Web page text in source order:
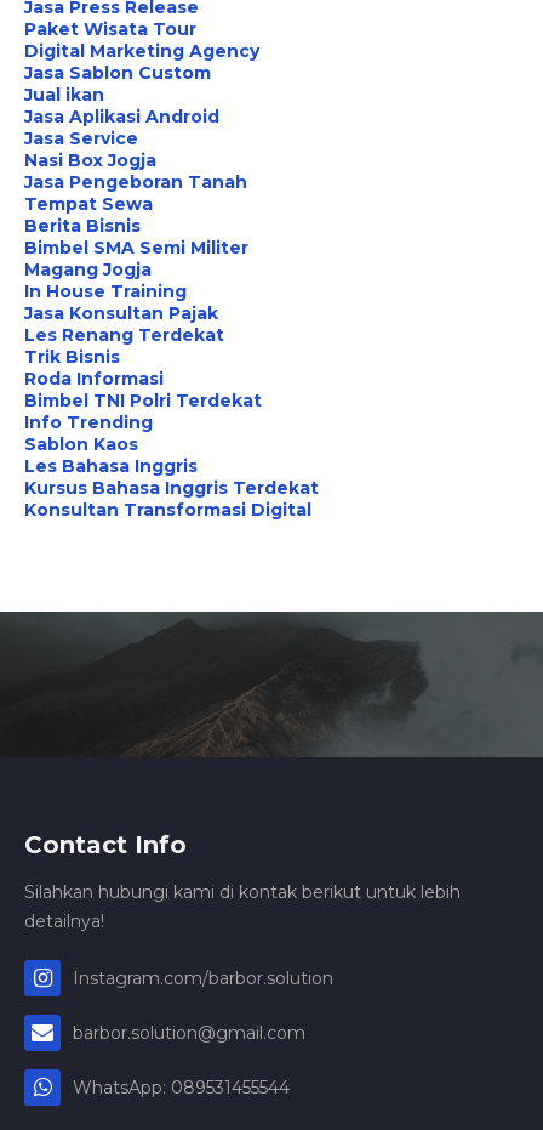
Jasa Press Release
Paket Wisata Tour
Digital Marketing Agency
Jasa Sablon Custom
Jual ikan
Jasa Aplikasi Android
Jasa Service
Nasi Box Jogja
Jasa Pengeboran Tanah
Tempat Sewa
Berita Bisnis
Bimbel SMA Semi Militer
Magang Jogja
In House Training
Jasa Konsultan Pajak
Les Renang Terdekat
Trik Bisnis
Roda Informasi
Bimbel TNI Polri Terdekat
Info Trending
Sablon Kaos
Les Bahasa Inggris
Kursus Bahasa Inggris Terdekat
Konsultan Transformasi Digital
Contact Info
Silahkan hubungi kami di kontak berikut untuk lebih
detailnya!
Instagram.com/barbor.solution
barbor.solution@gmail.com
WhatsApp: 089531455544